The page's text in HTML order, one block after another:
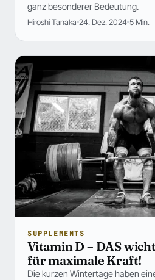
ganz besonderer Bedeutung.
Hiroshi Tanaka 24. Dez. 2024 5 Min.
SUPPLEMENTS
Vitamin D – DAS
für maximale Kraft!
Die kurzen Wintertage haben